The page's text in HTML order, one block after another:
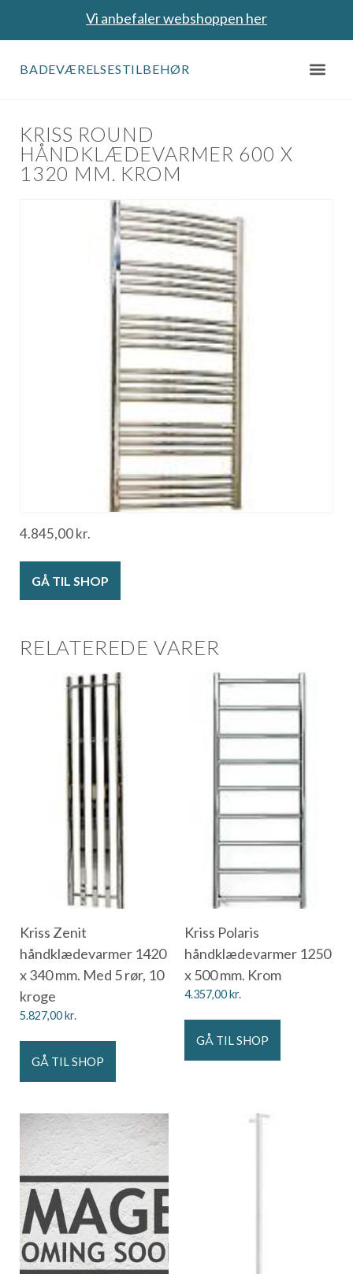
Vi anbefaler webshoppen her
BADEVÆRELSESTILBEHØR
KRISS ROUND
HÅNDKLÆDEVARMER 600 X
1320 MM. KROM
4.845,00kr.
GÅ TIL SHOP
RELATEREDE VARER
Kriss Zenit
håndklædevarmer 1420
x 340 mm. Med 5 rør, 10
kroge
5.827,00kr.
GÅ TIL SHOP
Kriss Polaris
håndklædevarmer 1250
x 500 mm. Krom
4.357,00kr.
GÅ TIL SHOP